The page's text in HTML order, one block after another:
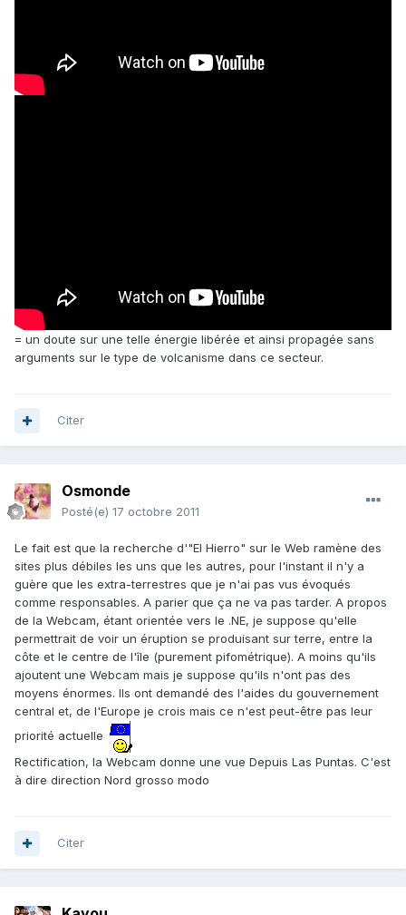
= un doute sur une telle énergie libérée et ainsi propagée sans
arguments sur le type de volcanisme dans ce secteur.
Citer
Osmonde
Posté(e) 17 octobre 2011
Le fait est que la recherche d'"El Hierro" sur le Web ramène des
sites plus débiles les uns que les autres, pour l'instant il n'y a
guère que les extra-terrestres que je n'ai pas vus évoqués
comme responsables. A parier que ça ne va pas tarder. A propos
de la Webcam, étant orientée vers le .NE, je suppose qu'elle
permettrait de voir un éruption se produisant sur terre, entre la
côte et le centre de l'île (purement pifométrique). A moins qu'ils
ajoutent une Webcam mais je suppose qu'ils n'ont pas des
moyens énormes. Ils ont demandé des l'aides du gouvernement
central et, de l'Europe je crois mais ce n'est peut-être pas leur
priorité actuelle
Rectification, la Webcam donne une vue Depuis Las Puntas. C'est
à dire direction Nord grosso modo
Citer